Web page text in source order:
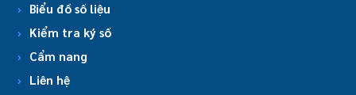
Biểu đồ số liệu
Kiểm tra ký số
Cẩm nang
Liên hệ